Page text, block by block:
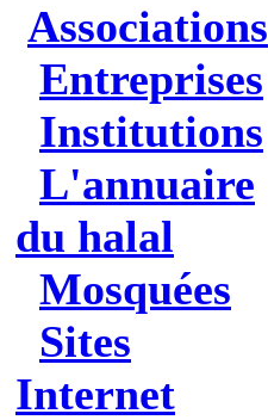
Associations
Entreprises
Institutions
L'annuaire
du halal
Mosquées
Sites
Internet